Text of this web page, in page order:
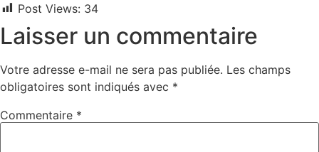
Post Views: 34
Laisser un commentaire
Votre adresse e-mail ne sera pas publiée. Les champs
obligatoires sont indiqués avec *
Commentaire *